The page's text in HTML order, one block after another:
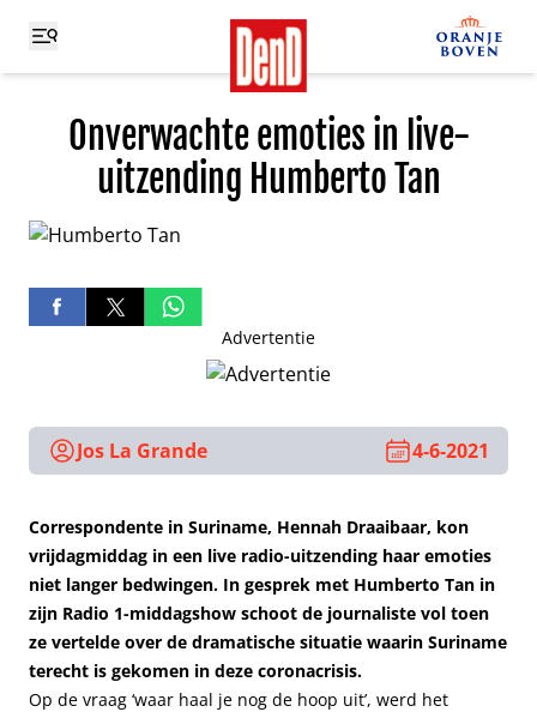
Onverwachte emoties in live-
uitzending Humberto Tan
Advertentie
Jos La Grande 4-6-2021
Correspondente in Suriname, Hennah Draaibaar, kon
vrijdagmiddag in een live radio-uitzending haar emoties
niet langer bedwingen. In gesprek met Humberto Tan in
zijn Radio 1-middagshow schoot de journaliste vol toen
ze vertelde over de dramatische situatie waarin Suriname
terecht is gekomen in deze coronacrisis.
Op de vraag ‘waar haal je nog de hoop uit’, werd het